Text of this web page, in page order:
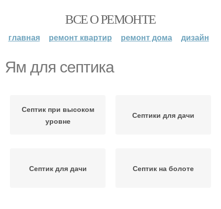
ВСЕ О РЕМОНТЕ
главная ремонт квартир ремонт дома дизайн
Ям для септика
Септик при высоком
уровне
Септики для дачи
Септик для дачи Септик на болоте